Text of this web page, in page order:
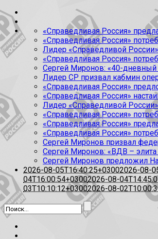
«Справедливая Россия»
«Справедливая Россия»
Лидер «Справедливой
«Справедливая Россия»
Сергей Миронов: «40-дневный
Лидер СР призвал кабмин
«Справедливая Россия»
«Справедливая Россия»
Лидер «Справедливой
«Справедливая Россия»
«Справедливая Россия»
«Справедливая Россия»
Сергей Миронов призвал
Сергей Миронов: «ВДВ – элита
Сергей Миронов предложил
2026-08-05T16:40:25+03002026-08-
04T16:00:54+03002026-08-
03T10:10:12+03002026-08-